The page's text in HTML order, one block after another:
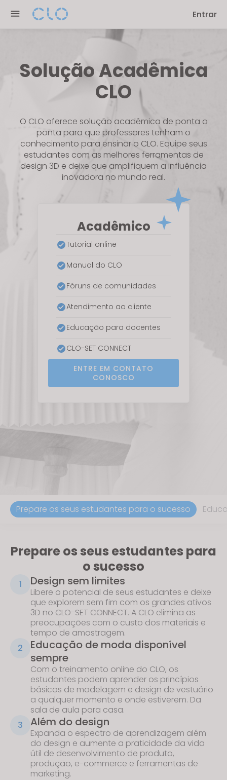
note:
This
Entrar
Solução Acadêmica
CLO
O CLO oferece solução acadêmica de ponta a
ponta para que professores tenham o
conhecimento para ensinar o CLO. Equipe seus
estudantes com as melhores ferramentas de
design 3D e deixe que amplifiquem a influência
inovadora no mundo real.
Acadêmico
Tutorial online
Manual do CLO
Fóruns de comunidades
Atendimento ao cliente
Educação para docentes
CLO-SET CONNECT
ENTRE EM CONTATO
CONOSCO
Prepare os seus estudantes para o sucesso
Prepare os seus estudantes para
o sucesso
1 Design sem limites
Libere o potencial de seus estudantes e deixe
que explorem sem fim com os grandes ativos
3D no CLO-SET CONNECT. A CLO elimina as
preocupações com o custo dos materiais e
tempo de amostragem.
2
Educação de moda disponível
sempre
Com o treinamento online do CLO, os
estudantes podem aprender os princípios
básicos de modelagem e design de vestuário
a qualquer momento e onde estiverem. Da
sala de aula para casa.
3
Além do design
Expanda o espectro de aprendizagem além
do design e aumente a praticidade da vida
útil de desenvolvimento de produto,
produção, e-commerce e ferramentas de
marketing.